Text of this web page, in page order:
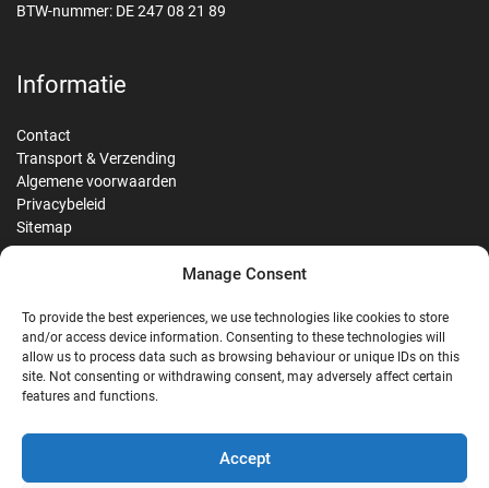
Manage Consent
To provide the best experiences, we use technologies like cookies to store
and/or access device information. Consenting to these technologies will
allow us to process data such as browsing behaviour or unique IDs on this
site. Not consenting or withdrawing consent, may adversely affect certain
features and functions.
Accept
BTW-nummer: DE 247 08 21 89
Informatie
Contact
Transport & Verzending
Algemene voorwaarden
Privacybeleid
Sitemap
G Google Reviews